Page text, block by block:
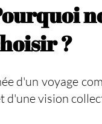
?
d'un voyage
d'une vision